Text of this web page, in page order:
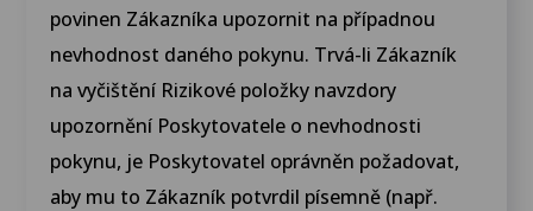
povinen Zákazníka upozornit na případnou
nevhodnost daného pokynu. Trvá-li Zákazník
na vyčištění Rizikové položky navzdory
upozornění Poskytovatele o nevhodnosti
pokynu, je Poskytovatel oprávněn požadovat,
aby mu to Zákazník potvrdil písemně (např.